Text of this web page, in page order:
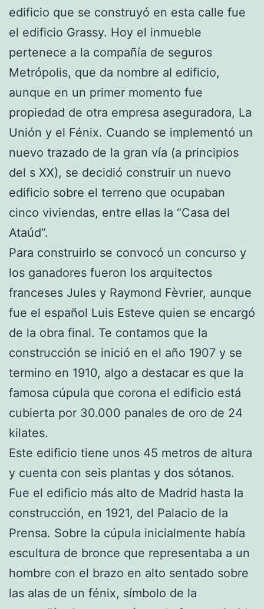
edificio que se construyó en esta calle fue
el edificio Grassy. Hoy el inmueble
pertenece a la compañía de seguros
Metrópolis, que da nombre al edificio,
aunque en un primer momento fue
propiedad de otra empresa aseguradora, La
Unión y el Fénix. Cuando se implementó un
nuevo trazado de la gran vía (a principios
del s XX), se decidió construir un nuevo
edificio sobre el terreno que ocupaban
cinco viviendas, entre ellas la “Casa del
Ataúd”.
Para construirlo se convocó un concurso y
los ganadores fueron los arquitectos
franceses Jules y Raymond Fèvrier, aunque
fue el español Luis Esteve quien se encargó
de la obra final. Te contamos que la
construcción se inició en el año 1907 y se
termino en 1910, algo a destacar es que la
famosa cúpula que corona el edificio está
cubierta por 30.000 panales de oro de 24
kilates.
Este edificio tiene unos 45 metros de altura
y cuenta con seis plantas y dos sótanos.
Fue el edificio más alto de Madrid hasta la
construcción, en 1921, del Palacio de la
Prensa. Sobre la cúpula inicialmente había
escultura de bronce que representaba a un
hombre con el brazo en alto sentado sobre
las alas de un fénix, símbolo de la